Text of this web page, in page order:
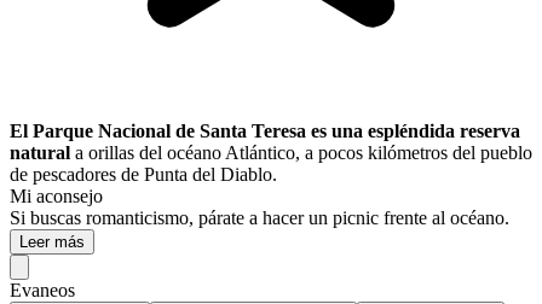
El Parque Nacional de Santa Teresa es una espléndida reserva
natural a orillas del océano Atlántico, a pocos kilómetros del pueblo
de pescadores de Punta del Diablo.
Mi aconsejo
Si buscas romanticismo, párate a hacer un picnic frente al océano.
Leer más
Evaneos